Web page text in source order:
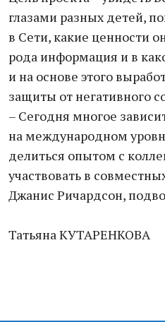
глазами разных детей,
в Сети, какие ценности
рода информация и в
и на основе этого
защиты от негативного
– Сегодня многое
на международном
делиться опытом с
участвовать в
Джанис Ричардсон,
Татьяна КУТАРЕНКОВА